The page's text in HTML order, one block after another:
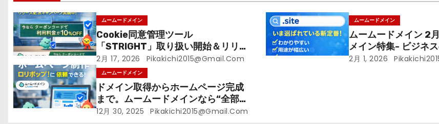
ョ
ン
ムームードメイン
Cookie同意管理ツール
「STRIGHT」取り扱い開始＆リリー
ス記念キャンペーン【ムームードメ
イン】
2月 17, 2026 Pikakichi2015@gmail.com
ムームードメイン
ムームードメイン 2
メイン特集- ビジネ
――そのすべての起点
2月 1, 2026
ムームードメイン
ドメイン取得からホームページ完成
まで。ムームードメインなら“全部ま
とめて”安心スタート
12月 30, 2025 Pikakichi2015@gmail.com